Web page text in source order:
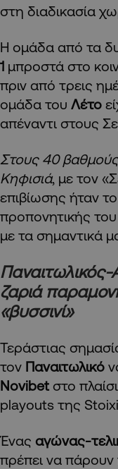
στη διαδικασία
Η ομάδα από τα
1 μπροστά στο
πριν από τρεις
ομάδα του Λέτο
απέναντι στους
Στους 40
Κηφισιά, με τον
επιβίωσης ήταν
προπονητικής του
με τα σημαντικά
ζαριά
«βυσσινί»
Τεράστιας
τον Παναιτωλικό
Novibet στο
playouts της
Ένας αγώνας-
πρέπει να πάρουν